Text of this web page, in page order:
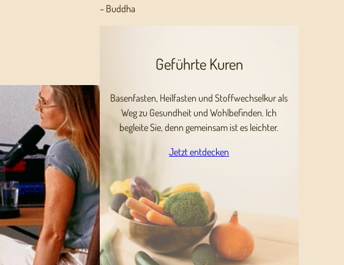
– Buddha
Geführte Kuren
Basenfasten, Heilfasten und Stoffwechselkur als
Weg zu Gesundheit und Wohlbefinden. Ich
begleite Sie, denn gemeinsam ist es leichter.
Jetzt entdecken